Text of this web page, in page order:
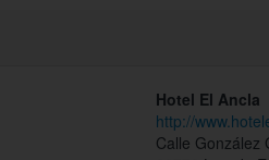
Hotel El Ancla
http://
Calle González